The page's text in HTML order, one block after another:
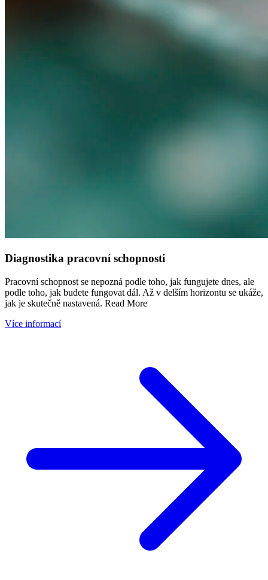
Diagnostika pracovní schopnosti
Pracovní schopnost se nepozná podle toho, jak fungujete dnes, ale
podle toho, jak budete fungovat dál. Až v delším horizontu se ukáže,
jak je skutečně nastavená. Read More
Více informací